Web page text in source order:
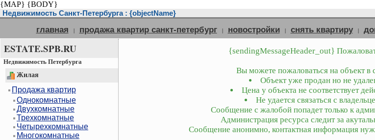
{MAP} {BODY}
Недвижимость Санкт-Петербурга : {objectName}
главная | продажа квартир санкт-петербург | новостройки | снять квартиру |
ESTATE.SPB.RU
Недвижимость Петербурга
Жилая
Продажа квартир
Однокомнатные
Двухкомнатные
Трехкомнатные
Четырехкомнатные
Многокомнатные
{sendingMessageHeader_out}
Вы можете пожаловаться на объект в
Объект уже продан но не
Цена у объекта не соответствует
Не удается связаться с
Сообщение с жалобой попадет только к
Администрация ресурса следит за
Сообщение анонимно, контактная информация